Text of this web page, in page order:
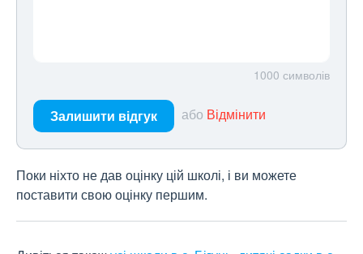
1000 символів
Залишити відгук або Відмінити
Поки ніхто не дав оцінку цій школі, і ви можете
поставити свою оцінку першим.